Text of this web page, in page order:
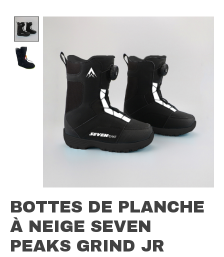
BOTTES DE PLANCHE
À NEIGE SEVEN
PEAKS GRIND JR